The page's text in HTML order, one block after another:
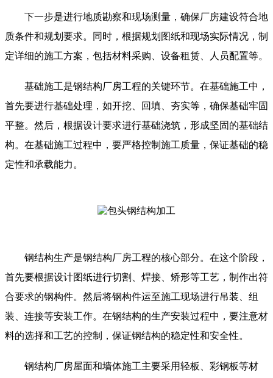
下一步是进行地质勘察和现场测量，确保厂房建设符合地
质条件和规划要求。同时，根据规划图纸和现场实际情况，制
定详细的施工方案，包括材料采购、设备租赁、人员配置等。
基础施工是钢结构厂房工程的关键环节。在基础施工中，
首先要进行基础处理，如开挖、回填、夯实等，确保基础牢固
平整。然后，根据设计要求进行基础浇筑，形成坚固的基础结
构。在基础施工过程中，要严格控制施工质量，保证基础的稳
定性和承载能力。
钢结构生产是钢结构厂房工程的核心部分。在这个阶段，
首先要根据设计图纸进行切割、焊接、矫形等工艺，制作出符
合要求的钢构件。然后将钢构件运至施工现场进行吊装、组
装、连接等安装工作。在钢结构的生产安装过程中，要注意材
料的选择和工艺的控制，保证钢结构的稳定性和安全性。
钢结构厂房屋面和墙体施工主要采用轻板、彩钢板等材